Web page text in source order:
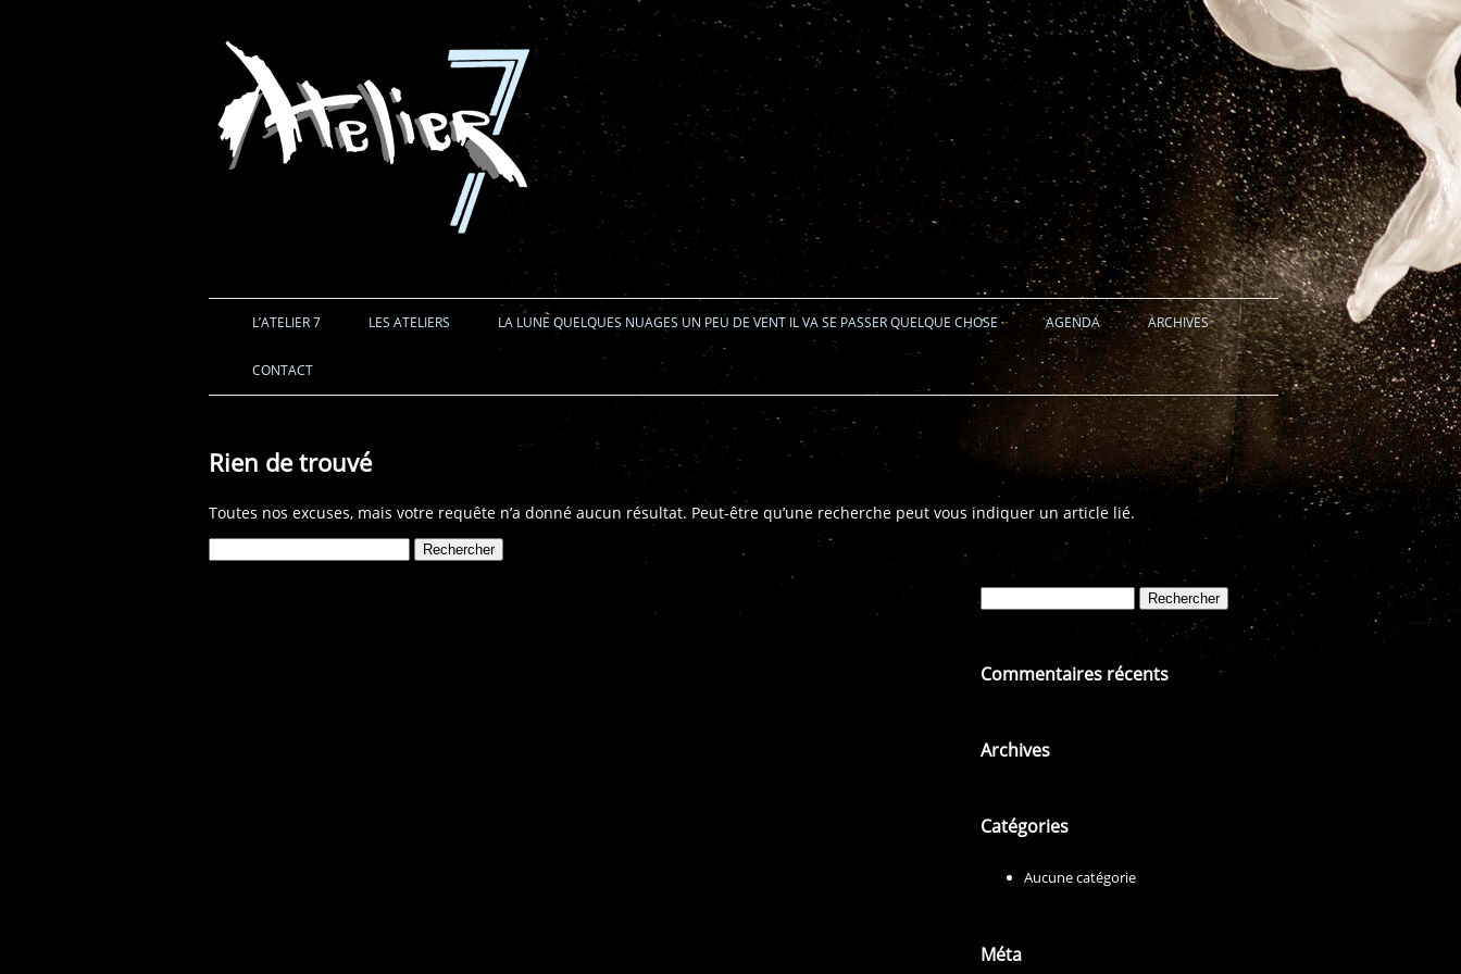
Aller au contenu
L’ATELIER 7 LES ATELIERS LA LUNE QUELQUES NUAGES UN PEU DE VENT IL VA SE PASSER QUELQUE CHOSE AGENDA ARCHIVES
CONTACT
Rien de trouvé
Toutes nos excuses, mais votre requête n’a donné aucun résultat. Peut-être qu’une recherche peut vous indiquer un article lié.
Commentaires récents
Archives
Catégories
Aucune catégorie
Méta